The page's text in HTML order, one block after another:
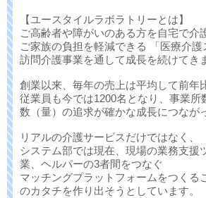
【ユースタイルラボラトリーとは】
ご高齢者や障がいのある方を自宅で介
ご家族の負担を軽減できる 「医療介護
訪問介護事業を通して成長を続けてき
創業以来、毎年の売上は平均して前年
従業員も今では1200名となり、事業所
数（量）の追求が確かな成長につなが
リアルの介護サービスだけではなく、
システム部では現在、現場の業務支援
業、ヘルパーの3者間をつなぐ
マッチングプラットフォームをつくる
のカタチを作り出そうとしています。